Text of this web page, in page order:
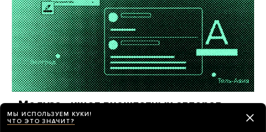
«Медуза» ищет внештатных авторов
в центрах российской эмиграции
МЫ ИСПОЛЬЗУЕМ КУКИ!
ЧТО ЭТО ЗНАЧИТ?